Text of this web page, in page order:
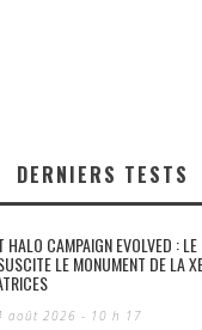
DERNIERS TESTS
HALO CAMPAIGN EVOLVED :
LE MONUMENT DE LA
août 2026 - 10 h 17